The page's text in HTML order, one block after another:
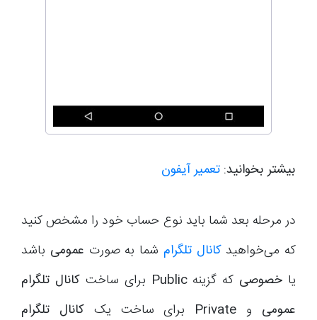
بیشتر بخوانید: تعمیر آیفون
در مرحله بعد شما باید نوع حساب خود را مشخص کنید
که می‌خواهیدکانال تلگرام شما به صورت عمومی باشد
یا خصوصی که گزینهPublic برای ساختکانال تلگرام
عمومی و Private برای ساخت یککانال تلگرام